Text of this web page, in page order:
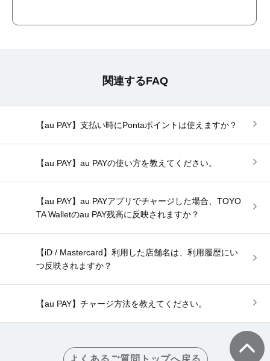
関連するFAQ
【au PAY】支払い時にPontaポイントは使えますか？
【au PAY】au PAYの使い方を教えてください。
【au PAY】au PAYアプリでチャージした場合、TOYO
TA Walletのau PAY残高に反映されますか？
【iD / Mastercard】利用した店舗名は、利用履歴にい
つ反映されますか？
【au PAY】チャージ方法を教えてください。
よくあるご質問トップへ戻る